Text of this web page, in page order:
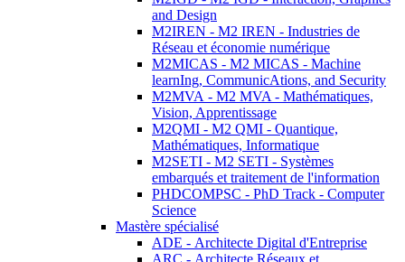
and Design
M2IREN - M2 IREN - Industries de
Réseau et économie numérique
M2MICAS - M2 MICAS - Machine
learnIng, CommunicAtions, and Security
M2MVA - M2 MVA - Mathématiques,
Vision, Apprentissage
M2QMI - M2 QMI - Quantique,
Mathématiques, Informatique
M2SETI - M2 SETI - Systèmes
embarqués et traitement de l'information
PHDCOMPSC - PhD Track - Computer
Science
Mastère spécialisé
ADE - Architecte Digital d'Entreprise
ARC - Architecte Réseaux et